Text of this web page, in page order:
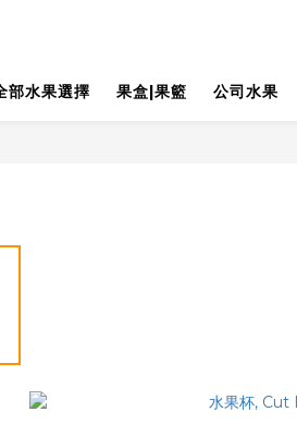
部水果選擇 果盒|果籃 公司水果